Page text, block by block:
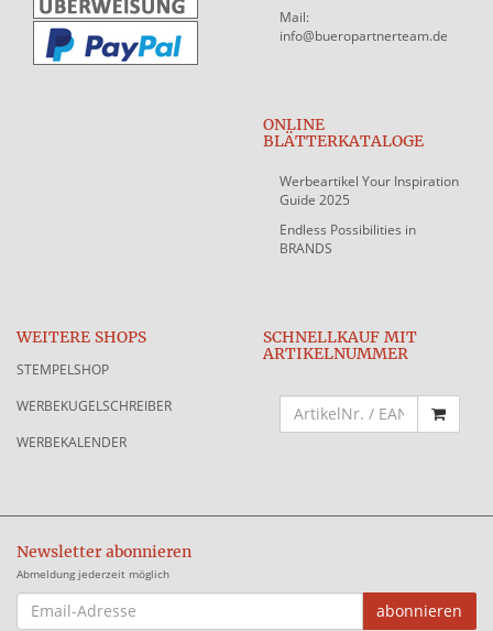
Mail:
info@bueropartnerteam.de
ONLINE
BLÄTTERKATALOGE
Werbeartikel Your Inspiration
Guide 2025
Endless Possibilities in
BRANDS
WEITERE SHOPS
STEMPELSHOP
WERBEKUGELSCHREIBER
WERBEKALENDER
SCHNELLKAUF MIT
ARTIKELNUMMER
Newsletter abonnieren
Abmeldung jederzeit möglich
EMAIL-
ADRESSE
abonnieren